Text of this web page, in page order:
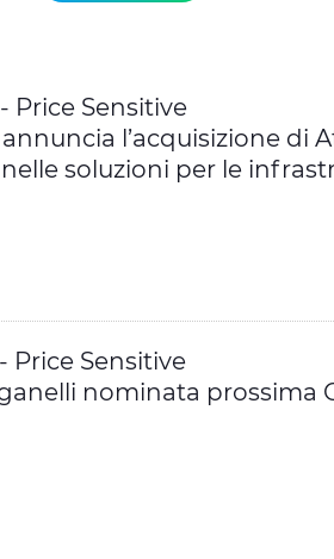
Price Sensitive
l’acquisizione di
soluzioni per le
Price Sensitive
nominata prossima